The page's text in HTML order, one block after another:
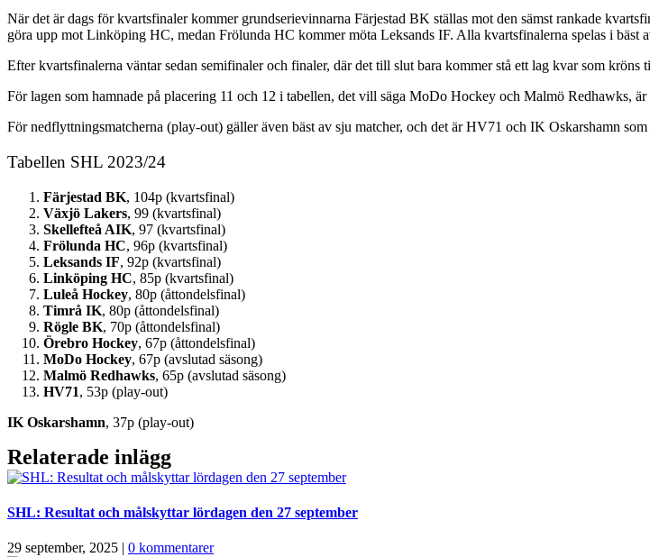
När det är dags för kvartsfinaler kommer grundserievinnarna Färjestad BK ställas mot den sämst rankade
göra upp mot Linköping HC, medan Frölunda HC kommer möta Leksands IF. Alla kvartsfinalerna spelas i bäst
Efter kvartsfinalerna väntar sedan semifinaler och finaler, där det till slut bara kommer stå ett lag kvar som
För lagen som hamnade på placering 11 och 12 i tabellen, det vill säga MoDo Hockey och Malmö Redhawks, är
För nedflyttningsmatcherna (play-out) gäller även bäst av sju matcher, och det är HV71 och IK Oskarshamn
Tabellen SHL 2023/24
Färjestad BK, 104p (kvartsfinal)
Växjö Lakers, 99 (kvartsfinal)
Skellefteå AIK, 97 (kvartsfinal)
Frölunda HC, 96p (kvartsfinal)
Leksands IF, 92p (kvartsfinal)
Linköping HC, 85p (kvartsfinal)
Luleå Hockey, 80p (åttondelsfinal)
Timrå IK, 80p (åttondelsfinal)
Rögle BK, 70p (åttondelsfinal)
Örebro Hockey, 67p (åttondelsfinal)
MoDo Hockey, 67p (avslutad säsong)
Malmö Redhawks, 65p (avslutad säsong)
HV71, 53p (play-out)
IK Oskarshamn, 37p (play-out)
Relaterade inlägg
SHL: Resultat och målskyttar lördagen den 27 september
29 september, 2025 | 0 kommentarer